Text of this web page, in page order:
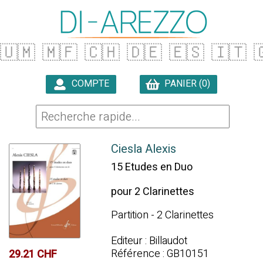
🇺🇲 🇲🇫 🇨🇭 🇩🇪 🇪🇸 🇮🇹
COMPTE PANIER (0)
29.21 CHF
Ciesla Alexis
15 Etudes en Duo
pour 2 Clarinettes
Partition - 2 Clarinettes
Editeur : Billaudot
Référence : GB10151